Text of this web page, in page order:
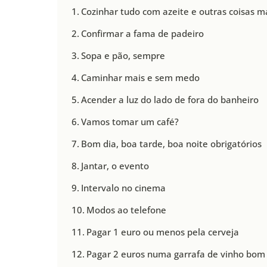
Cozinhar tudo com azeite e outras coisas
Confirmar a fama de padeiro
Sopa e pão, sempre
Caminhar mais e sem medo
Acender a luz do lado de fora do banheiro
Vamos tomar um café?
Bom dia, boa tarde, boa noite obrigatórios
Jantar, o evento
Intervalo no cinema
Modos ao telefone
Pagar 1 euro ou menos pela cerveja
Pagar 2 euros numa garrafa de vinho bom